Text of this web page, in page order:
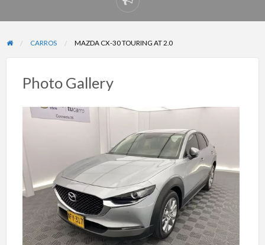
Reportar
problema
CARROS MAZDA CX-30 TOURING AT 2.0
Photo Gallery